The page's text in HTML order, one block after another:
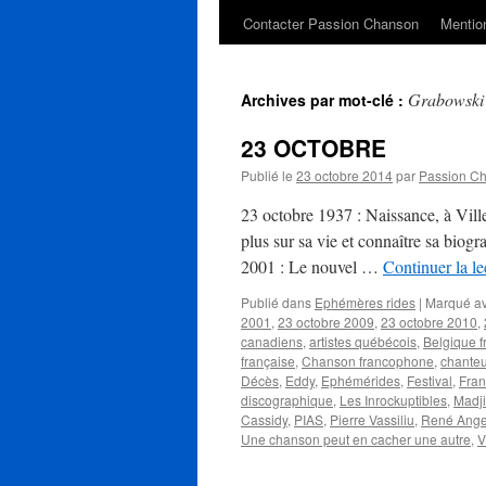
Contacter Passion Chanson
Archives par mot-clé : Grabowski
23 OCTOBRE
Publié le 23 octobre 2014par Passion
23 octobre 1937 : Naissance, à
plus sur sa vie et connaître sa
2001 : Le nouvel … Continuer la
Publié dans Ephémères rides | Marqué
2001 , 23 octobre 2009, 23 octobre 2010,
canadiens, artistes québécois, Belgique
française, Chanson francophone,
Décès, Eddy, Ephémérides, Festival,
discographique, Les Inrockuptibles,
Cassidy, PIAS, Pierre Vassiliu, René
Une chanson peut en cacher une autre,